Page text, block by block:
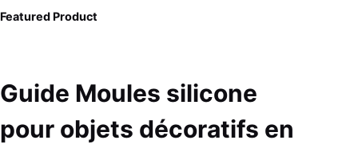
Guide Moules silicone
pour objets décoratifs en
Featured Product